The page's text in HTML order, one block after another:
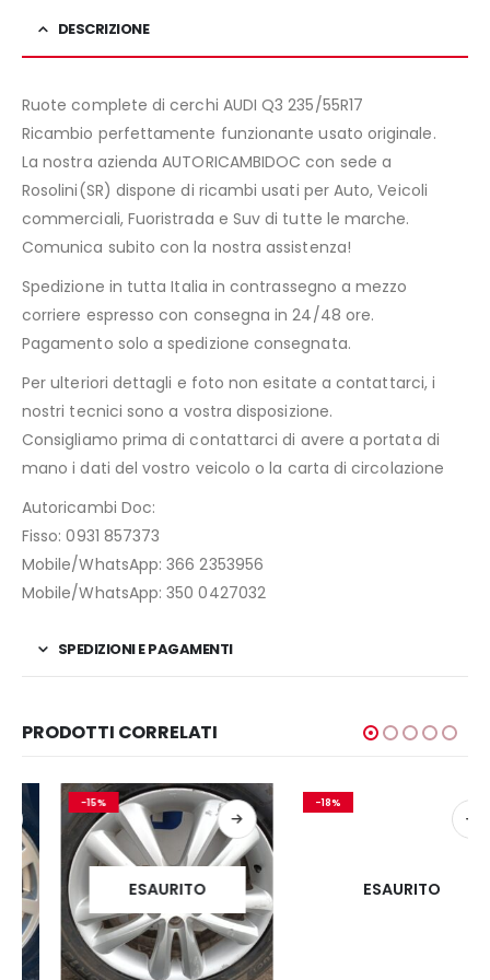
DESCRIZIONE
Ruote complete di cerchi AUDI Q3 235/55R17
Ricambio perfettamente funzionante usato originale.
La nostra azienda AUTORICAMBIDOC con sede a
Rosolini(SR) dispone di ricambi usati per Auto, Veicoli
commerciali, Fuoristrada e Suv di tutte le marche.
Comunica subito con la nostra assistenza!
Spedizione in tutta Italia in contrassegno a mezzo
corriere espresso con consegna in 24/48 ore.
Pagamento solo a spedizione consegnata.
Per ulteriori dettagli e foto non esitate a contattarci, i
nostri tecnici sono a vostra disposizione.
Consigliamo prima di contattarci di avere a portata di
mano i dati del vostro veicolo o la carta di circolazione
Autoricambi Doc:
Fisso: 0931 857373
Mobile/WhatsApp: 366 2353956
Mobile/WhatsApp: 350 0427032
SPEDIZIONI E PAGAMENTI
PRODOTTI CORRELATI
ESAURITO ESAURITO